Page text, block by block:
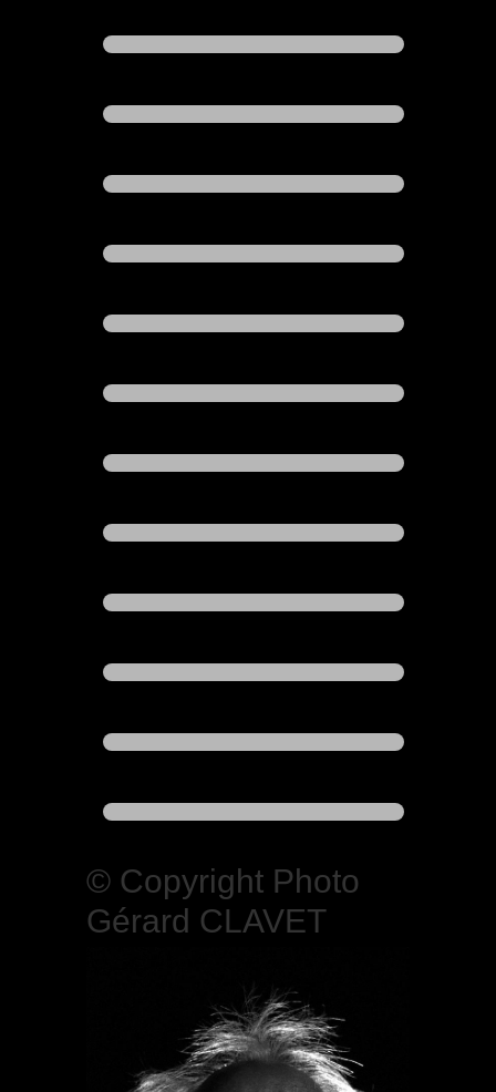
© Copyright Photo
Gérard CLAVET